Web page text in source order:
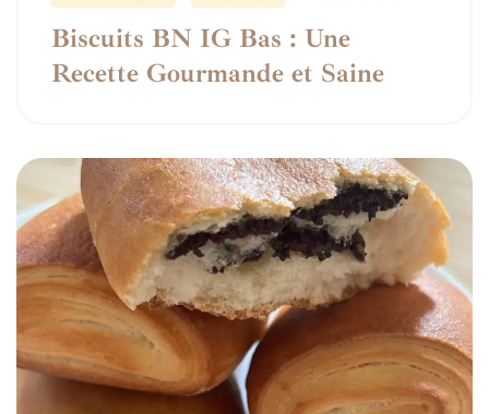
Biscuits BN IG Bas : Une
Recette Gourmande et Saine